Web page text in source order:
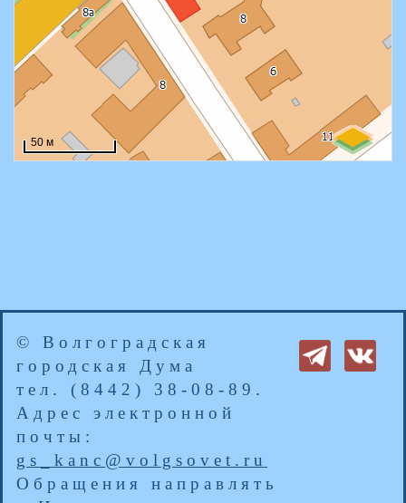
© Волгоградская
городская Дума
тел. (8442) 38-08-89.
Адрес электронной
почты:
gs_kanc@volgsovet.ru
Обращения направлять